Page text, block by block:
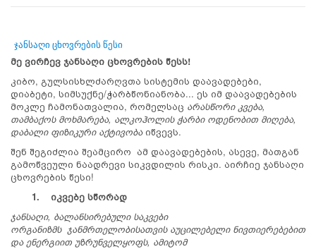
ჯანსაღი ცხოვრების წესი
მე ვირჩევ ჯანსაღი ცხოვრების წესს!
კიბო, გულსისხლძარღვთა სისტემის დაავადებები,
დიაბეტი, სიმსუქნე/ჭარბწონიანობა... ეს იმ დაავადებების
მოკლე ჩამონათვალია, რომელსაც არასწორი კვება,
თამბაქოს მოხმარება, ალკოჰოლის ჭარბი ოდენობით მიღება,
დაბალი ფიზიკური აქტივობაიწვევს.
შენ შეგიძლია შეამცირო ამ დაავადებების, ასევე, მათგან
გამოწვეული ნაადრევი სიკვდილის რისკი. აირჩიე ჯანსაღი
ცხოვრების წესი!
1. იკვებე სწორად
ჯანსაღი, ბალანსირებული საკვები
ორგანიზმს ჯანმრთელობისათვის აუცილებელი ნივთიერებებით
და ენერგიით უზრუნველყოფს, ამიტომ